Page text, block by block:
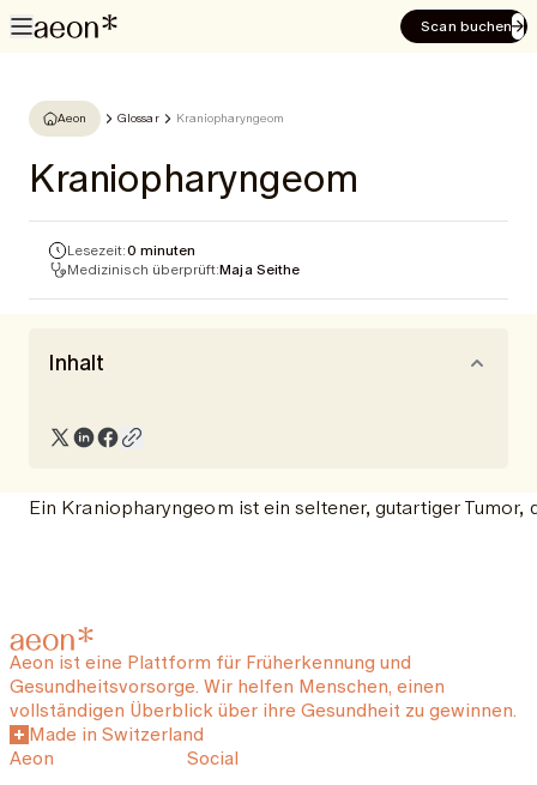
Scan buchen
Aeon Glossar Kraniopharyngeom
Kraniopharyngeom
Lesezeit:0 minuten
Medizinisch überprüft:Maja Seithe
Inhalt
Ein Kraniopharyngeom ist ein seltener, gutartiger
Aeon ist eine Plattform für Früherkennung und
Gesundheitsvorsorge. Wir helfen Menschen, einen
vollständigen Überblick über ihre Gesundheit zu gewinnen.
Made in Switzerland
Aeon
Social